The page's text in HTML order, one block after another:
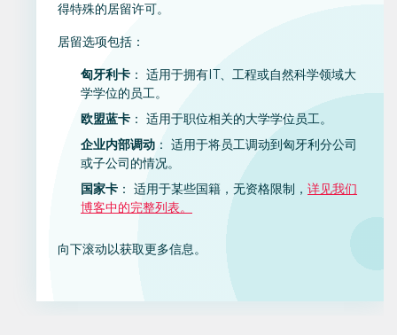
得特殊的居留许可。
居留选项包括：
匈牙利卡 ： 适用于拥有IT、工程或自然科学领域大
学学位的员工。
欧盟蓝卡 ： 适用于职位相关的大学学位员工。
企业内部调动 ： 适用于将员工调动到匈牙利分公司
或子公司的情况。
国家卡 ： 适用于某些国籍，无资格限制， 详见我们
博客中的完整列表。
向下滚动以获取更多信息。